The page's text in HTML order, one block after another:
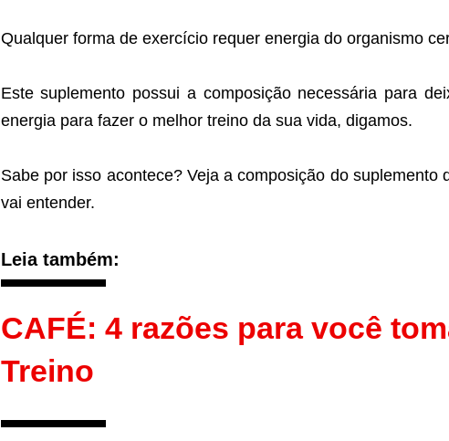
Qualquer forma de exercício requer energia do organismo
Este suplemento possui a composição necessária para
energia para fazer o melhor treino da sua vida, digamos.
Sabe por isso acontece? Veja a composição do
vai entender.
Leia também:
CAFÉ: 4 razões para você
Treino